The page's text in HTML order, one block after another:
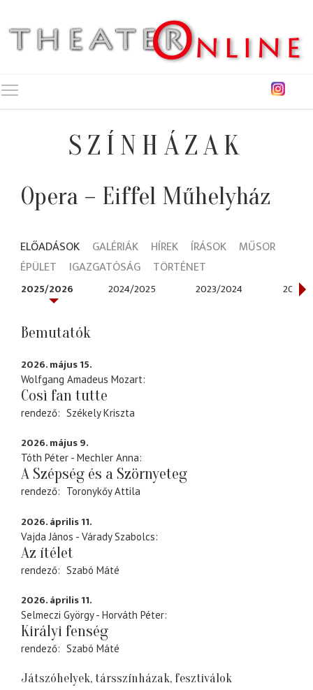
SZÍNHÁZAK
Opera – Eiffel Műhelyház
ELŐADÁSOK GALÉRIÁK HÍREK ÍRÁSOK
MŰSOR
ÉPÜLET
IGAZGATÓSÁG TÖRTÉNET
2025/2026 2024/2025 2023/2024 2021/
Bemutatók
2026. május 15.
Wolfgang Amadeus Mozart
Così fan tutte
rendező Székely Kriszta
2026. május 9.
Tóth Péter - Mechler Anna
A Szépség és a Szörnyeteg
rendező Toronykőy Attila
2026. április 11.
Vajda János - Várady Szabolcs
Az ítélet
rendező Szabó Máté
2026. április 11.
Selmeczi György - Horváth Péter
Királyi fenség
rendező Szabó Máté
Játszóhelyek, társszínházak, fesztiválok